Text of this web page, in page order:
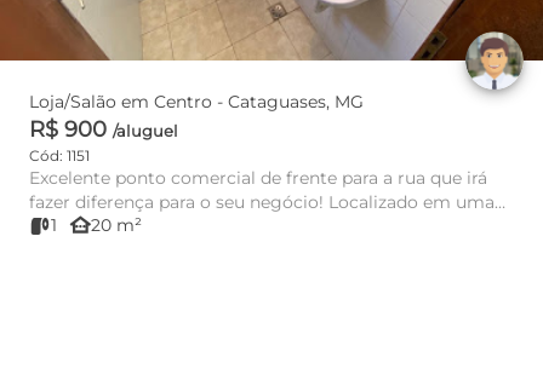
Loja/Salão em Centro - Cataguases, MG
R$ 900 /aluguel
Cód: 1151
Excelente ponto comercial de frente para a rua que irá
fazer diferença para o seu negócio! Localizado em uma
das ruas d...
1 other_houses20 m²